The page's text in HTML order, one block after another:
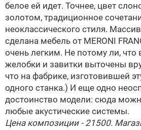
белое ей идет. Точнее, цвет
золотом, традиционное
неоклассического стиля.
сделана мебель от MERONI
очень легким. Не потому ли,
желобки и завитки выточены
что на фабрике, изготовившей
одного станка.) И еще одно
достоинство модели: сюда
любые акустические системы.
Цена композиции - 21500.